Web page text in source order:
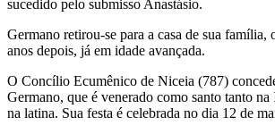
sucedido pelo submisso Anastásio.
Germano retirou-se para a casa de sua família,
anos depois, já em idade avançada.
O Concílio Ecumênico de Niceia (787)
Germano, que é venerado como santo tanto
na latina. Sua festa é celebrada no dia 12 de